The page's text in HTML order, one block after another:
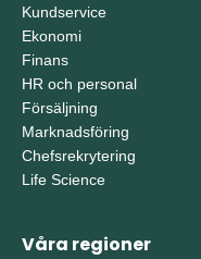
Kundservice
Ekonomi
Finans
HR och personal
Försäljning
Marknadsföring
Chefsrekrytering
Life Science
Våra regioner